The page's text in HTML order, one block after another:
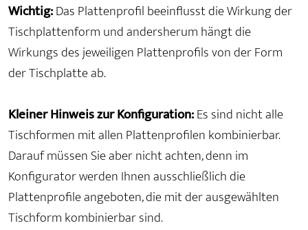
Wichtig:Das Plattenprofil beeinflusst die Wirkung der
Tischplattenform und andersherum hängt die
Wirkungs des jeweiligen Plattenprofils von der Form
der Tischplatte ab.
Kleiner Hinweis zur Konfiguration:Es sind nicht alle
Tischformen mit allen Plattenprofilen kombinierbar.
Darauf müssen Sie aber nicht achten, denn im
Konfigurator werden Ihnen ausschließlich die
Plattenprofile angeboten, die mit der ausgewählten
Tischform kombinierbar sind.